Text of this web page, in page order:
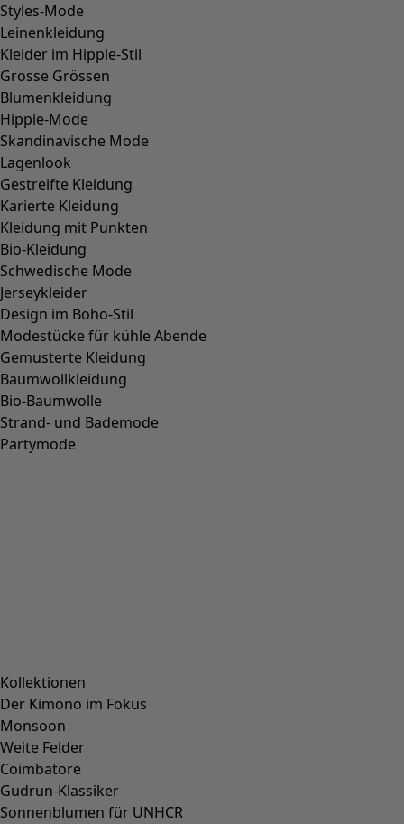
Styles-Mode
Leinenkleidung
Kleider im Hippie-Stil
Grosse Grössen
Blumenkleidung
Hippie-Mode
Skandinavische Mode
Lagenlook
Gestreifte Kleidung
Karierte Kleidung
Kleidung mit Punkten
Bio-Kleidung
Schwedische Mode
Jerseykleider
Design im Boho-Stil
Modestücke für kühle Abende
Gemusterte Kleidung
Baumwollkleidung
Bio-Baumwolle
Strand- und Bademode
Partymode
Kollektionen
Der Kimono im Fokus
Monsoon
Weite Felder
Coimbatore
Gudrun-Klassiker
Sonnenblumen für UNHCR